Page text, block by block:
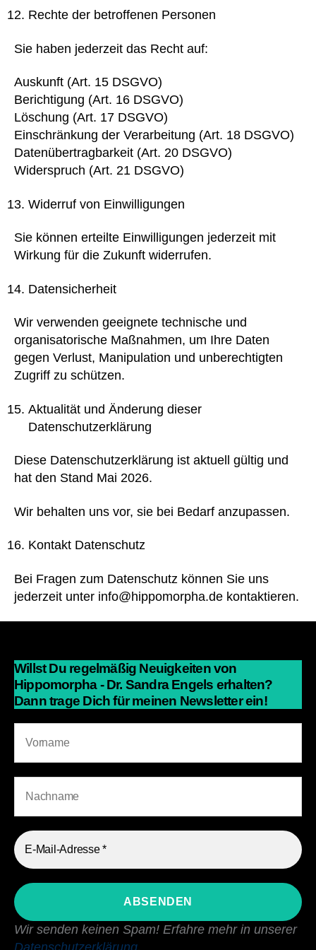
Rechte der betroffenen Personen
Sie haben jederzeit das Recht auf:
Auskunft (Art. 15 DSGVO)
Berichtigung (Art. 16 DSGVO)
Löschung (Art. 17 DSGVO)
Einschränkung der Verarbeitung (Art. 18 DSGVO)
Datenübertragbarkeit (Art. 20 DSGVO)
Widerspruch (Art. 21 DSGVO)
Widerruf von Einwilligungen
Sie können erteilte Einwilligungen jederzeit mit
Wirkung für die Zukunft widerrufen.
Datensicherheit
Wir verwenden geeignete technische und
organisatorische Maßnahmen, um Ihre Daten
gegen Verlust, Manipulation und unberechtigten
Zugriff zu schützen.
Aktualität und Änderung dieser
Datenschutzerklärung
Diese Datenschutzerklärung ist aktuell gültig und
hat den Stand Mai 2026.
Wir behalten uns vor, sie bei Bedarf anzupassen.
Kontakt Datenschutz
Bei Fragen zum Datenschutz können Sie uns
jederzeit unter info@hippomorpha.de kontaktieren.
Willst Du regelmäßig Neuigkeiten von
Hippomorpha - Dr. Sandra Engels erhalten?
Dann trage Dich für meinen Newsletter ein!
Wir senden keinen Spam! Erfahre mehr in unserer
Datenschutzerklärung.